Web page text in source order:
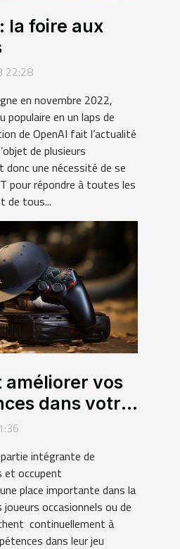
la foire aux
22:28
en novembre 2022,
populaire en un laps de
de OpenAI fait l’actualité
de plusieurs
donc une nécessité de se
pour répondre à toutes les
de tous...
améliorer vos
dans votre
?
intégrante de
et occupent
place importante dans la
occasionnels ou de
continuellement à
dans leur jeu